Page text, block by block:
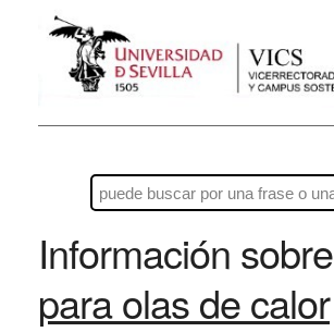
Información sobre
para olas de calor